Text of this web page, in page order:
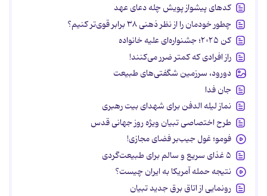
کدهای پیشواز پویش چله دعای عهد
چطور خودمان را از نظر ذهنی ۳۸ برابر قوی‌تر کنیم؟
کن ۲۰۲۵؛ جشنواره‌ای علیه خانواده
راز افرادی که کمتر ضرر می‌کنند!
دورود، سرزمین شگفتی‌های طبیعت
جان فدا
نماز لیله الدفن برای شهدای بیت رهبری
طرح اختصاصی تبیان ویژه روز جهانی قدس
فومو؛ غول جیب‌بر فضای مجازی!
۵ غذای سریع و سالم برای طبیعت‌گردی
نتیجه حمله آمریکا به ایران چیست؟
رونمایی از اتاق برق جدید تبیان